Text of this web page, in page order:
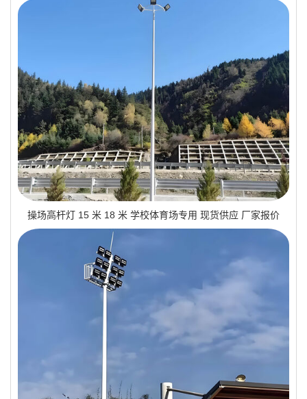
操场高杆灯 15 米 18 米 学校体育场专用 现货供应 厂家报价